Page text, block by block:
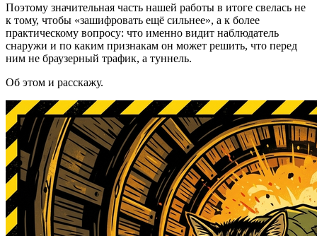
Поэтому значительная часть нашей работы в итоге свелась не
к тому, чтобы «зашифровать ещё сильнее», а к более
практическому вопросу: что именно видит наблюдатель
снаружи и по каким признакам он может решить, что перед
ним не браузерный трафик, а туннель.
Об этом и расскажу.